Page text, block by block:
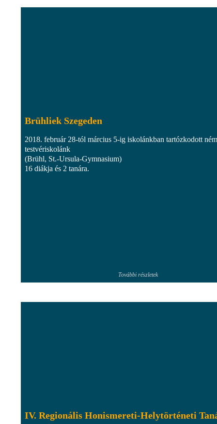
Brühliek Szegeden
2018. február 28-tól március 5-ig iskolánkban tartózkodott
testvériskolánk
(Brühl, St.-Ursula-Gymnasium)
16 diákja és 2 tanára.
További részletek
IV. Regionális Honismereti-Helytörténeti